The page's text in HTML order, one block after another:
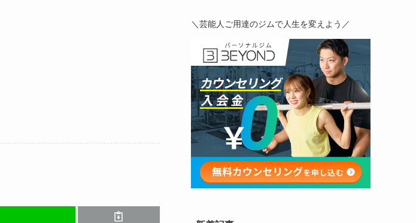
＼芸能人ご用達のジムで人生を変えよう／